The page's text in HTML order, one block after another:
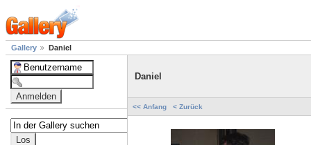
Gallery Daniel
Daniel
<< Anfang < Zurück